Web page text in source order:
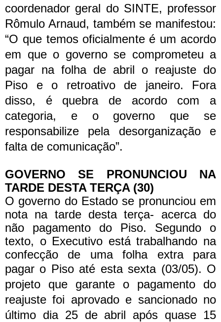
coordenador geral do SINTE, professor
Rômulo Arnaud, também se manifestou:
“O que temos oficialmente é um acordo
em que o governo se comprometeu a
pagar na folha de abril o reajuste do
Piso e o retroativo de janeiro. Fora
disso, é quebra de acordo com a
categoria, e o governo que se
responsabilize pela desorganização e
falta de comunicação”.
GOVERNO SE PRONUNCIOU NA
TARDE DESTA TERÇA (30)
O governo do Estado se pronunciou em
nota na tarde desta terça- acerca do
não pagamento do Piso. Segundo o
texto, o Executivo está trabalhando na
confecção de uma folha extra para
pagar o Piso até esta sexta (03/05). O
projeto que garante o pagamento do
reajuste foi aprovado e sancionado no
último dia 25 de abril após quase 15